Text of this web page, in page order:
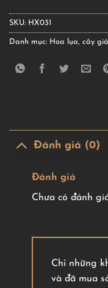
SKU: HX031
Danh mục: Hoa lụa, cây
Đánh giá (0)
Đánh giá
Chưa có đánh
Chỉ những
và đã mua